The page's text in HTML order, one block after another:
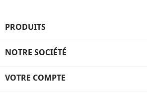
PRODUITS
NOTRE SOCIÉTÉ
VOTRE COMPTE